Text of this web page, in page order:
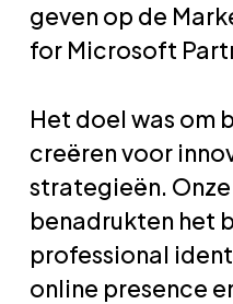
geven op de
for Microsoft
Het doel was om
creëren voor
strategieën.
benadrukten het
professional
online presence